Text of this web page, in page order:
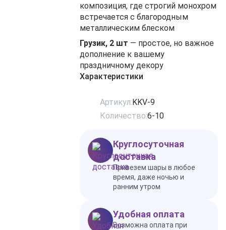
композиция, где строгий монохром
встречается с благородным
металлическим блеском
Грузик, 2 шт — простое, но важное
дополнение к вашему
праздничному декору
Характеристики
Артикул:KKV-9
Количество:6-10
Круглосуточная
доставка
Привезем шары в любое
время, даже ночью и
ранним утром
Удобная оплата
Возможна оплата при